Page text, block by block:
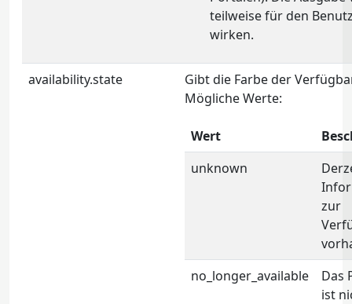
teilweise für den
wirken.
availability.state
Gibt die Farbe der
Mögliche Werte:
Wert
unknown
zur
no_longer_available
Das
ist